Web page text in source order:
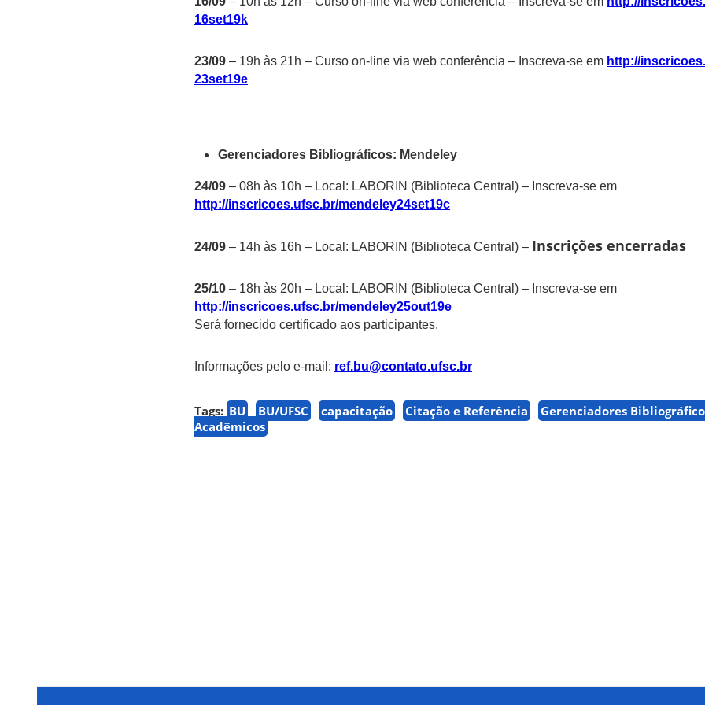
16set19k
23/09 – 19h às 21h – Curso on-line via web conferência – Inscreva-se em http://
23set19e
Gerenciadores Bibliográficos: Mendeley
24/09 – 08h às 10h – Local: LABORIN (Biblioteca Central) – Inscreva-se em
http://inscricoes.ufsc.br/mendeley24set19c
24/09 – 14h às 16h – Local: LABORIN (Biblioteca Central) – Inscrições encerradas
25/10 – 18h às 20h – Local: LABORIN (Biblioteca Central) – Inscreva-se em
http://inscricoes.ufsc.br/mendeley25out19e
Será fornecido certificado aos participantes.
Informações pelo e-mail: ref.bu@contato.ufsc.br
Tags: BU BU/UFSC capacitação Citação e Referência Gerenciadores
Acadêmicos